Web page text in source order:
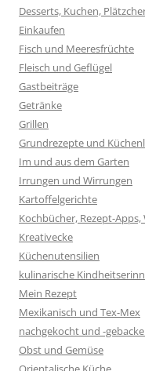
Desserts, Kuchen,
Einkaufen
Fisch und Meeresfrüchte
Fleisch und Geflügel
Gastbeiträge
Getränke
Grillen
Grundrezepte und
Im und aus dem Garten
Irrungen und Wirrungen
Kartoffelgerichte
Kochbücher, Rezept-
Kreativecke
Küchenutensilien
kulinarische
Mein Rezept
Mexikanisch und Tex-Mex
nachgekocht und -
Obst und Gemüse